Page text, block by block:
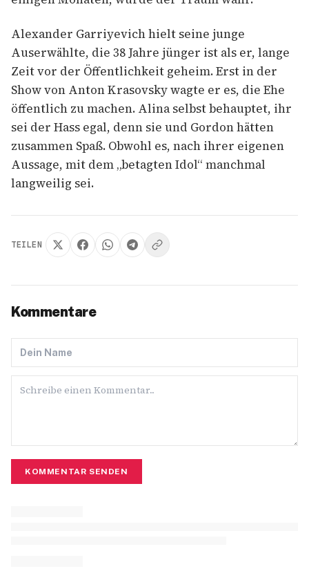
Alexander Garriyevich hielt seine junge
Auserwählte, die 38 Jahre jünger ist als er, lange
Zeit vor der Öffentlichkeit geheim. Erst in der
Show von Anton Krasovsky wagte er es, die Ehe
öffentlich zu machen. Alina selbst behauptet, ihr
sei der Hass egal, denn sie und Gordon hätten
zusammen Spaß. Obwohl es, nach ihrer eigenen
Aussage, mit dem „betagten Idol“ manchmal
langweilig sei.
TEILEN
Kommentare
KOMMENTAR SENDEN